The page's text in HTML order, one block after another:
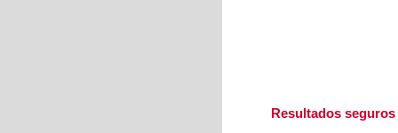
Resultados seguros